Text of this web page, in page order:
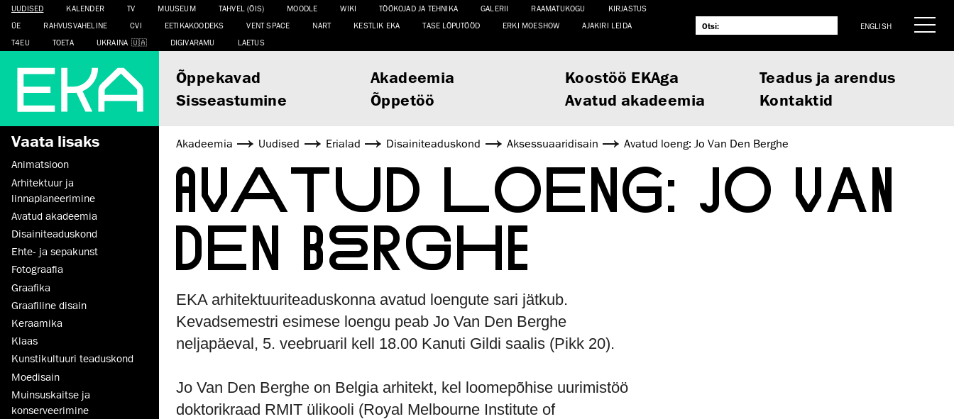
UUDISED KALENDER TV MUUSEUM TAHVEL (ÕIS) MOODLE WIKI TÖÖKOJAD JA TEHNIKA GALERII RAAMATUKOGU
KIRJASTUS
ÜE
RAHVUSVAHELINE CVI EETIKAKOODEKS VENT SPACE NART KESTLIK EKA TASE LÕPUTÖÖD ERKI MOESHOW
AJAKIRI LEIDA
T4EU
TOETA UKRAINA DIGIVARAMU LAETUS
ENGLISH
Õppekavad Akadeemia Koostöö EKAga
Teadus ja arendus
Sisseastumine
Õppetöö Avatud akadeemia Kontaktid
Vaata lisaks
Animatsioon
Arhitektuur ja
linnaplaneerimine
Avatud akadeemia
Disaini­­teaduskond
Ehte- ja sepakunst
Fotograafia
Graafika
Graafiline disain
Keraamika
Klaas
Kunsti­kultuuri teaduskond
Moedisain
Muinsus­kaitse ja
konserveerimine
Akadeemia Uudised Erialad Disaini­­teaduskond Aksessuaaridisain Avatud loeng: Jo Van Den Berghe
AVATUD LOENG: JO VAN
DEN BERGHE
EKA arhitektuuriteaduskonna avatud loengute sari jätkub.
Kevadsemestri esimese loengu peab Jo Van Den Berghe
neljapäeval, 5. veebruaril kell 18.00 Kanuti Gildi saalis (Pikk 20).
Jo Van Den Berghe on Belgia arhitekt, kel loomepõhise uurimistöö
doktorikraad RMIT ülikooli (Royal Melbourne Institute of